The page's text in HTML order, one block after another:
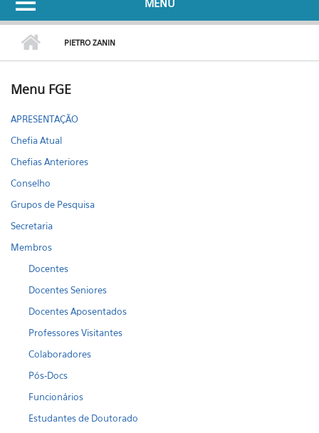
MENU
PIETRO ZANIN
Menu FGE
APRESENTAÇÃO
Chefia Atual
Chefias Anteriores
Conselho
Grupos de Pesquisa
Secretaria
Membros
Docentes
Docentes Seniores
Docentes Aposentados
Professores Visitantes
Colaboradores
Pós-Docs
Funcionários
Estudantes de Doutorado